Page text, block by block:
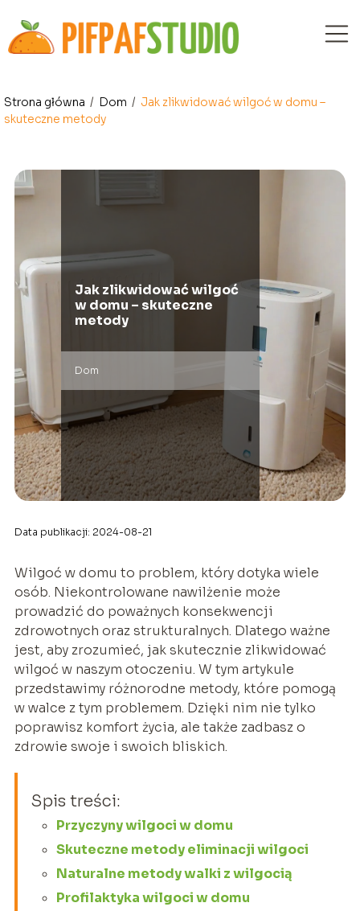
Strona główna / Dom / Jak zlikwidować wilgoć w domu –
skuteczne metody
Jak zlikwidować wilgoć
w domu – skuteczne
metody
Dom
Data publikacji: 2024-08-21
Wilgoć w domu to problem, który dotyka wiele
osób. Niekontrolowane nawilżenie może
prowadzić do poważnych konsekwencji
zdrowotnych oraz strukturalnych. Dlatego ważne
jest, aby zrozumieć, jak skutecznie zlikwidować
wilgoć w naszym otoczeniu. W tym artykule
przedstawimy różnorodne metody, które pomogą
w walce z tym problemem. Dzięki nim nie tylko
poprawisz komfort życia, ale także zadbasz o
zdrowie swoje i swoich bliskich.
Spis treści:
Przyczyny wilgoci w domu
Skuteczne metody eliminacji wilgoci
Naturalne metody walki z wilgocią
Profilaktyka wilgoci w domu